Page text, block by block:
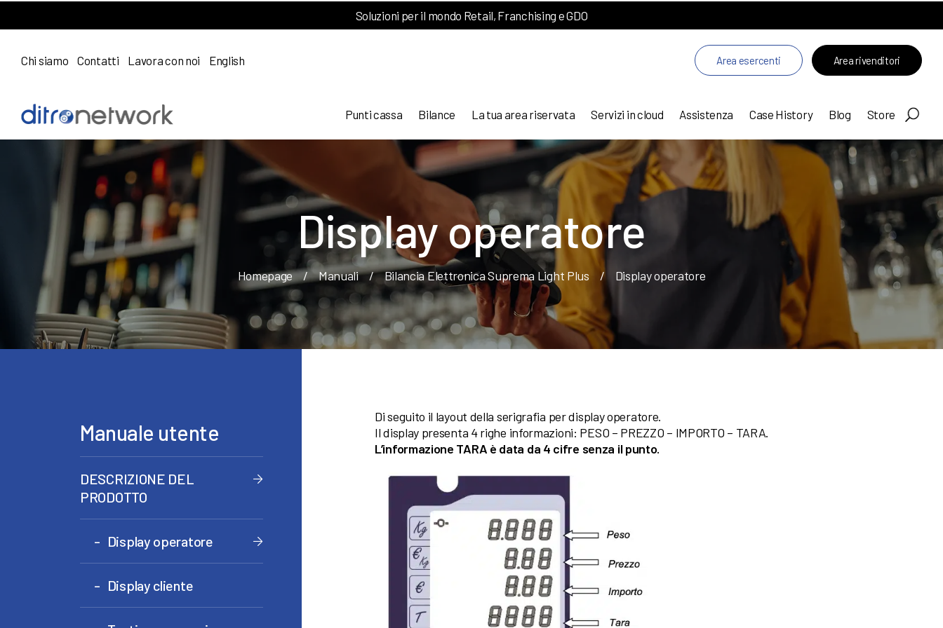
Soluzioni per il mondo Retail, Franchising e GDO
Chi siamo Contatti Lavora con noi English Area esercenti Area rivenditori
Punti cassa Bilance La tua area riservata Servizi in cloud Assistenza Case History Blog Store
Display operatore
Homepage / Manuali / Bilancia Elettronica Suprema Light Plus / Display operatore
Di seguito il layout della serigrafia per display operatore.
Il display presenta 4 righe informazioni: PESO – PREZZO – IMPORTO – TARA.
L’informazione TARA è data da 4 cifre senza il punto.
Manuale utente
DESCRIZIONE DEL
PRODOTTO
Display operatore
Display cliente